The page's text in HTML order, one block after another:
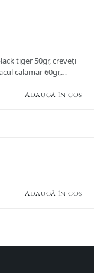
tiger 50gr, creveți
calamar 60gr,
Adaugă în coș
Adaugă în coș